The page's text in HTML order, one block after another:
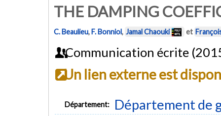
THE DAMPING
C. Beaulieu,F. Bonniol, Jamal Chaouki et
Communication écrite
Un lien externe est
Département: Département de